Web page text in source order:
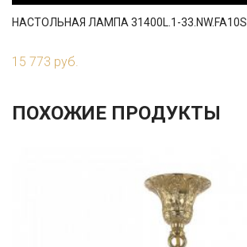
НАСТОЛЬНАЯ ЛАМПА 31400L.1-33.NW.FA10S
15 773 руб.
ПОХОЖИЕ ПРОДУКТЫ